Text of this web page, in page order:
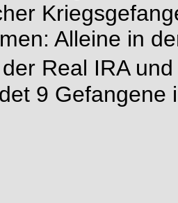
Alleine in
Real IRA
9